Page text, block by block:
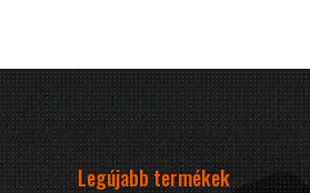
Legújabb termékek